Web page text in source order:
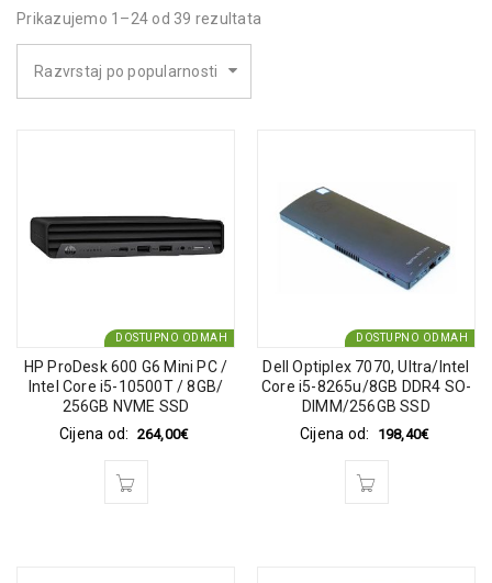
Prikazujemo 1–24 od 39 rezultata
Razvrstaj po popularnosti
DOSTUPNO ODMAH
HP ProDesk 600 G6 Mini PC /
Intel Core i5-10500T / 8GB/
256GB NVME SSD
Cijena od: 264,00€
DOSTUPNO ODMAH
Dell Optiplex 7070, Ultra/Intel
Core i5-8265u/8GB DDR4 SO-
DIMM/256GB SSD
Cijena od:
198,40€